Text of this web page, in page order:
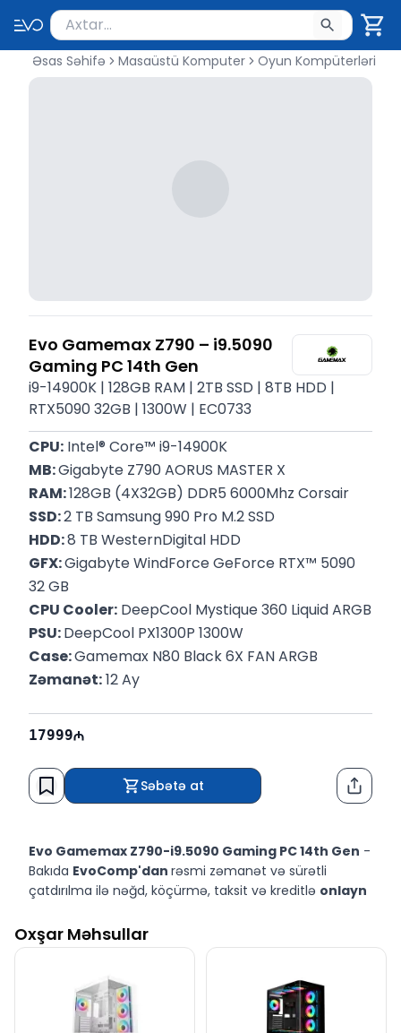
Məhsul axtar
Axtarış üçün ən azı 2 simvol yazın. Göndərmək
Əsas Səhifə Masaüstü Komputer Oyun Kompüterləri
Evo Gamemax Z790 – i9.5090
Gaming PC 14th Gen
i9-14900K | 128GB RAM | 2TB SSD | 8TB HDD |
RTX5090 32GB | 1300W | EC0733
CPU: Intel® Core™ i9-14900K
MB: Gigabyte Z790 AORUS MASTER X
RAM: 128GB (4X32GB) DDR5 6000Mhz Corsair
SSD: 2 TB Samsung 990 Pro M.2 SSD
HDD: 8 TB WesternDigital HDD
GFX: Gigabyte WindForce GeForce RTX™ 5090
32 GB
CPU Cooler: DeepCool Mystique 360 Liquid ARGB
PSU: DeepCool PX1300P 1300W
Case: Gamemax N80 Black 6X FAN ARGB
Zəmanət: 12 Ay
17999
Səbətə at
Evo Gamemax Z790-i9.5090 Gaming PC 14th Gen -
Bakıda EvoComp'dan rəsmi zəmanət və sürətli
çatdırılma ilə nəğd, köçürmə, taksit və kreditlə onlayn
Evo Gamemax Z790-i9.5090 Gaming PC 14th Gen
rəsmi zəmanət və sürətli
çatdırılma ilə nəğd, köçürmə, taksit və kreditlə ala
bilərsiniz.
Evo Gamemax Z790-i9.5090 Gaming PC 14th Gen
Oxşar Məhsullar